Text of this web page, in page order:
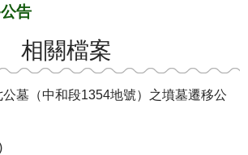
告
相關檔案
墓（中和段1354地號）之墳墓遷移公